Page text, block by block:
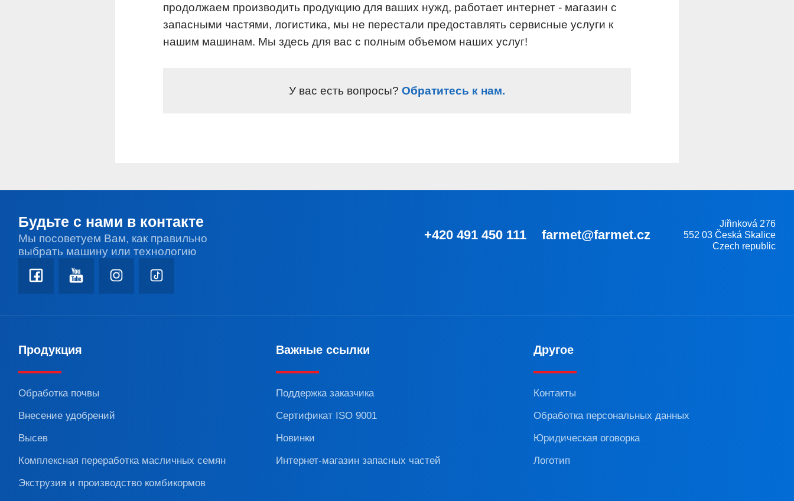
продолжаем производить продукцию для ваших нужд, работает интернет - магазин с
запасными частями, логистика, мы не перестали предоставлять сервисные услуги к
нашим машинам. Мы здесь для вас с полным объемом наших услуг!
У вас есть вопросы? Обратитесь к нам.
Будьте с нами в контакте
Мы посоветуем Вам, как правильно
выбрать машину или технологию
+420 491 450 111 farmet@farmet.cz
Jiřinková 276
552 03 Česká Skalice
Czech republic
Продукция
Обработка почвы
Внесение удобрений
Высев
Комплексная переработка масличных семян
Экструзия и производство комбикормов
Важные ссылки
Поддержка заказчика
Сертификат ISO 9001
Новинки
Интернет-магазин запасных частей
Другое
Контакты
Обработка персональных данных
Юридическая оговорка
Логотип